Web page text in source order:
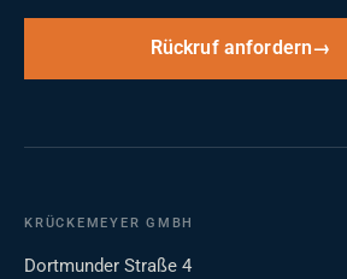
Rückruf anfordern
KRÜCKEMEYER GMBH
Dortmunder Straße 4